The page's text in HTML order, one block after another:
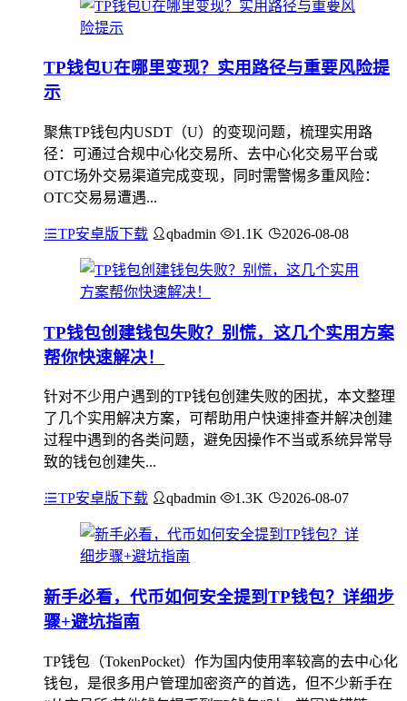
TP钱包U在哪里变现？实用路径与重要风险提
示
聚焦TP钱包内USDT（U）的变现问题，梳理实用路
径：可通过合规中心化交易所、去中心化交易平台或
OTC场外交易渠道完成变现，同时需警惕多重风险：
OTC交易易遭遇...
TP安卓版下载 qbadmin 1.1K 2026-08-08
TP钱包创建钱包失败？别慌，这几个实用方案
帮你快速解决！
针对不少用户遇到的TP钱包创建失败的困扰，本文整理
了几个实用解决方案，可帮助用户快速排查并解决创建
过程中遇到的各类问题，避免因操作不当或系统异常导
致的钱包创建失...
TP安卓版下载 qbadmin 1.3K 2026-08-07
新手必看，代币如何安全提到TP钱包？详细步
骤+避坑指南
TP钱包（TokenPocket）作为国内使用率较高的去中心化
钱包，是很多用户管理加密资产的首选，但不少新手在